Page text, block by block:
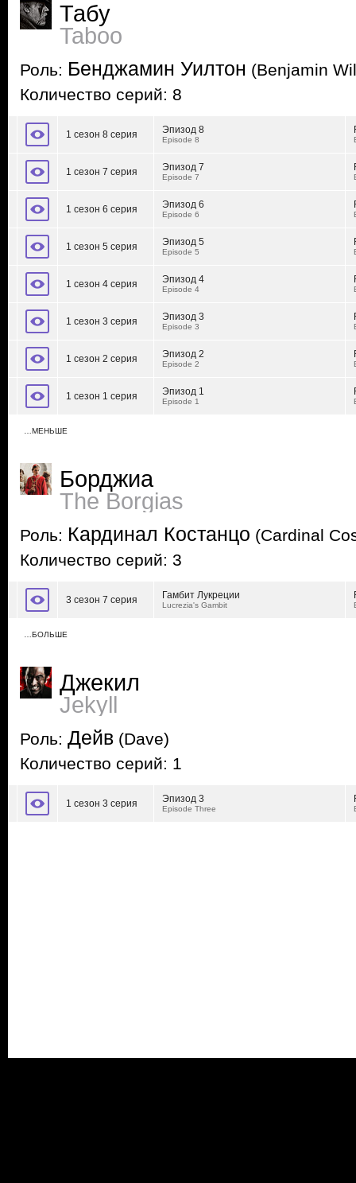
Табу
Taboo
Роль: Бенджамин Уилтон (Benjamin
Количество серий: 8
1 сезон 8 серия Эпизод 8
Episode 8
1 сезон 7 серия Эпизод 7
Episode 7
1 сезон 6 серия Эпизод 6
Episode 6
1 сезон 5 серия Эпизод 5
Episode 5
1 сезон 4 серия Эпизод 4
Episode 4
1 сезон 3 серия Эпизод 3
Episode 3
1 сезон 2 серия Эпизод 2
Episode 2
1 сезон 1 серия Эпизод 1
Episode 1
…МЕНЬШЕ
Борджиа
The Borgias
Роль: Кардинал Костанцо (Cardinal
Количество серий: 3
3 сезон 7 серия Гамбит Лукреции
Lucrezia's Gambit
…БОЛЬШЕ
Джекил
Jekyll
Роль: Дейв (Dave)
Количество серий: 1
1 сезон 3 серия Эпизод 3
Episode Three